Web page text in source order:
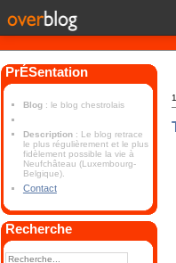
PrÉSentation
Blog : le blog chestrolais
Description : Le blog retrace
le plus régulièrement et le plus
fidèlement possible la vie à
Neufchâteau (Luxembourg-
Belgique).
Contact
Recherche